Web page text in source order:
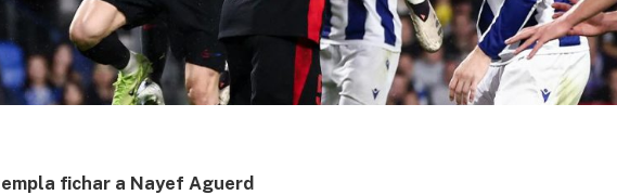
fichar a Nayef Aguerd